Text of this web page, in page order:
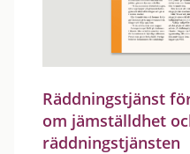
Räddningstjänst
om jämställdhet
räddningstjänsten